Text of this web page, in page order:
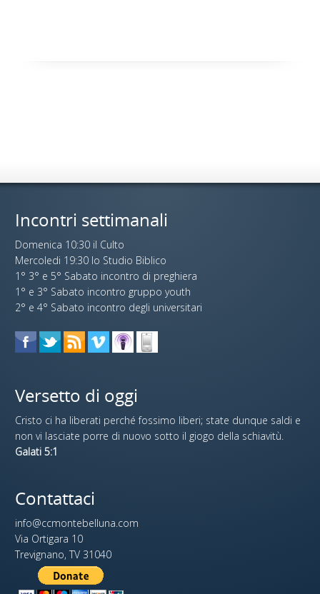
Incontri settimanali
Domenica 10:30 il Culto
Mercoledi 19:30 lo Studio Biblico
1° 3° e 5° Sabato incontro di preghiera
1° e 3° Sabato incontro gruppo youth
2° e 4° Sabato incontro degli universitari
Versetto di oggi
Cristo ci ha liberati perché fossimo liberi; state dunque saldi e
non vi lasciate porre di nuovo sotto il giogo della schiavitù.
Galati 5:1
Contattaci
info@ccmontebelluna.com
Via Ortigara 10
Trevignano, TV 31040